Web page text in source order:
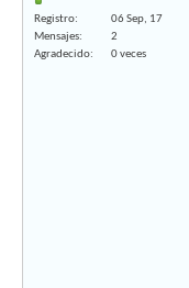
Registro
06 Sep, 17
Mensajes
2
Agradecido
0 veces